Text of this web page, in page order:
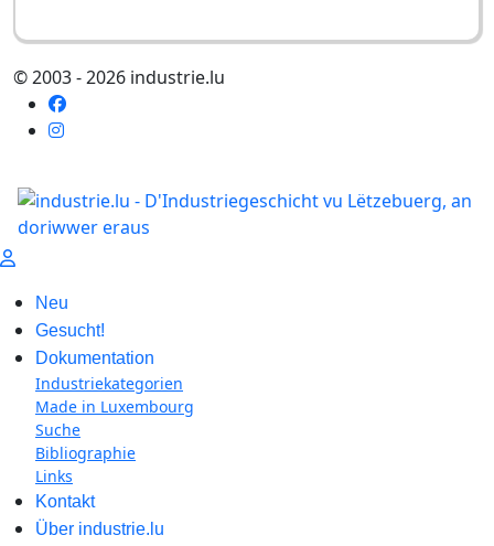
© 2003 - 2026 industrie.lu
Neu
Gesucht!
Dokumentation
Industriekategorien
Made in Luxembourg
Suche
Bibliographie
Links
Kontakt
Über industrie.lu